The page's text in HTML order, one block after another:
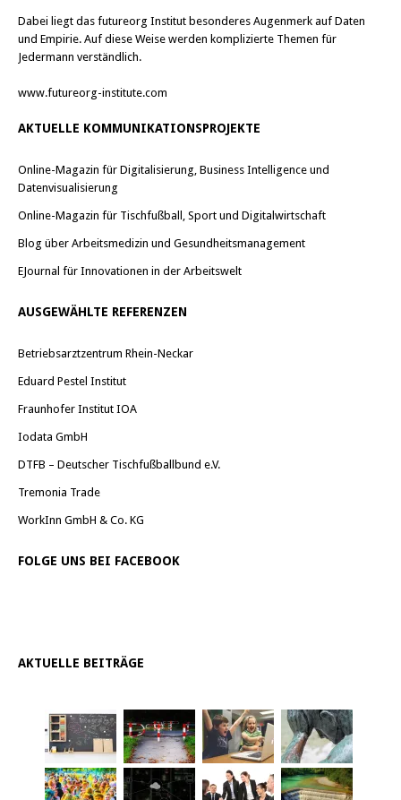
Dabei liegt das futureorg Institut besonderes Augenmerk auf Daten
und Empirie. Auf diese Weise werden komplizierte Themen für
Jedermann verständlich.
www.futureorg-institute.com
AKTUELLE KOMMUNIKATIONSPROJEKTE
Online-Magazin für Digitalisierung, Business Intelligence und
Datenvisualisierung
Online-Magazin für Tischfußball, Sport und Digitalwirtschaft
Blog über Arbeitsmedizin und Gesundheitsmanagement
EJournal für Innovationen in der Arbeitswelt
AUSGEWÄHLTE REFERENZEN
Betriebsarztzentrum Rhein-Neckar
Eduard Pestel Institut
Fraunhofer Institut IOA
Iodata GmbH
DTFB – Deutscher Tischfußballbund e.V.
Tremonia Trade
WorkInn GmbH & Co. KG
FOLGE UNS BEI FACEBOOK
AKTUELLE BEITRÄGE